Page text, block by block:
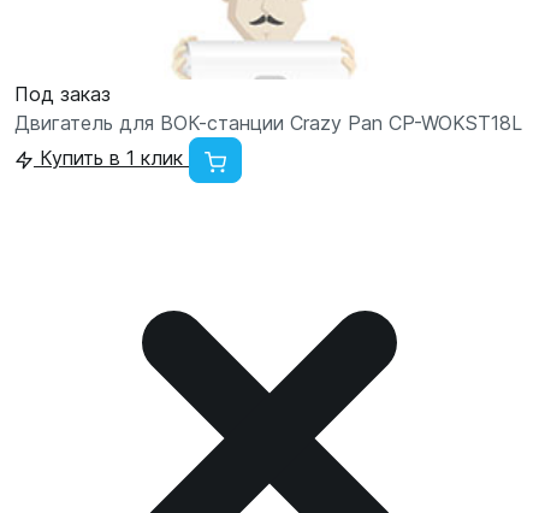
Под заказ
Двигатель для ВОК-станции Crazy Pan CP-WOKST18L
Купить в 1 клик